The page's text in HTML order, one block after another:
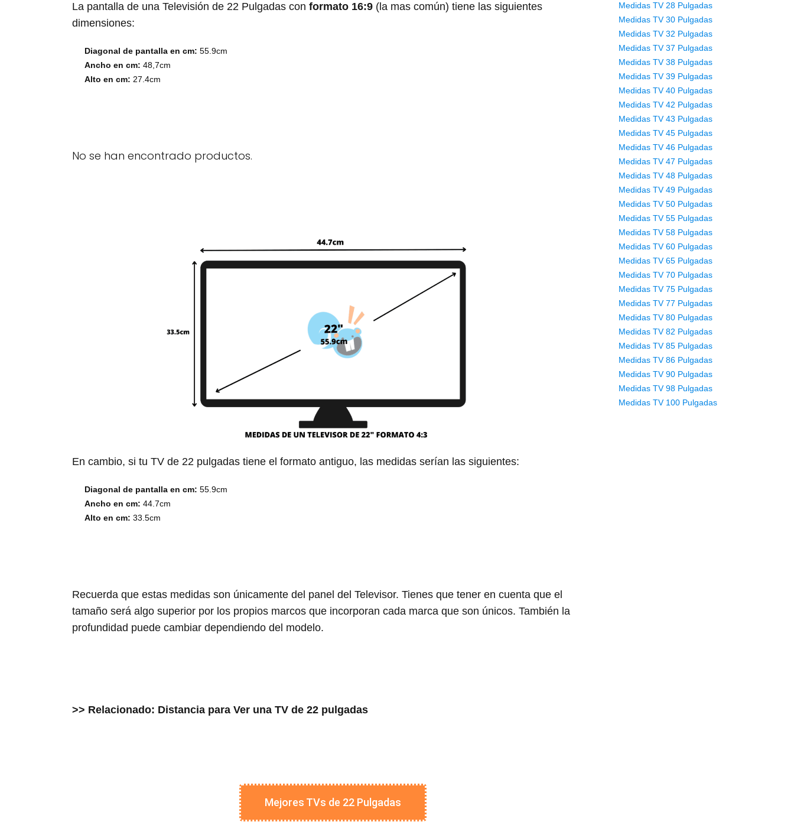
La pantalla de una Televisión de 22 Pulgadas con formato 16:9 (la mas común) tiene las siguientes
dimensiones:
Diagonal de pantalla en cm: 55.9cm
Ancho en cm: 48,7cm
Alto en cm: 27.4cm
No se han encontrado productos.
En cambio, si tu TV de 22 pulgadas tiene el formato antiguo, las medidas serían las siguientes:
Diagonal de pantalla en cm: 55.9cm
Ancho en cm: 44.7cm
Alto en cm: 33.5cm
Recuerda que estas medidas son únicamente del panel del Televisor. Tienes que tener en cuenta que el
tamaño será algo superior por los propios marcos que incorporan cada marca que son únicos. También la
profundidad puede cambiar dependiendo del modelo.
>> Relacionado: Distancia para Ver una TV de 22 pulgadas
Mejores TVs de 22 Pulgadas
Medidas TV 28 Pulgadas
Medidas TV 30 Pulgadas
Medidas TV 32 Pulgadas
Medidas TV 37 Pulgadas
Medidas TV 38 Pulgadas
Medidas TV 39 Pulgadas
Medidas TV 40 Pulgadas
Medidas TV 42 Pulgadas
Medidas TV 43 Pulgadas
Medidas TV 45 Pulgadas
Medidas TV 46 Pulgadas
Medidas TV 47 Pulgadas
Medidas TV 48 Pulgadas
Medidas TV 49 Pulgadas
Medidas TV 50 Pulgadas
Medidas TV 55 Pulgadas
Medidas TV 58 Pulgadas
Medidas TV 60 Pulgadas
Medidas TV 65 Pulgadas
Medidas TV 70 Pulgadas
Medidas TV 75 Pulgadas
Medidas TV 77 Pulgadas
Medidas TV 80 Pulgadas
Medidas TV 82 Pulgadas
Medidas TV 85 Pulgadas
Medidas TV 86 Pulgadas
Medidas TV 90 Pulgadas
Medidas TV 98 Pulgadas
Medidas TV 100 Pulgadas